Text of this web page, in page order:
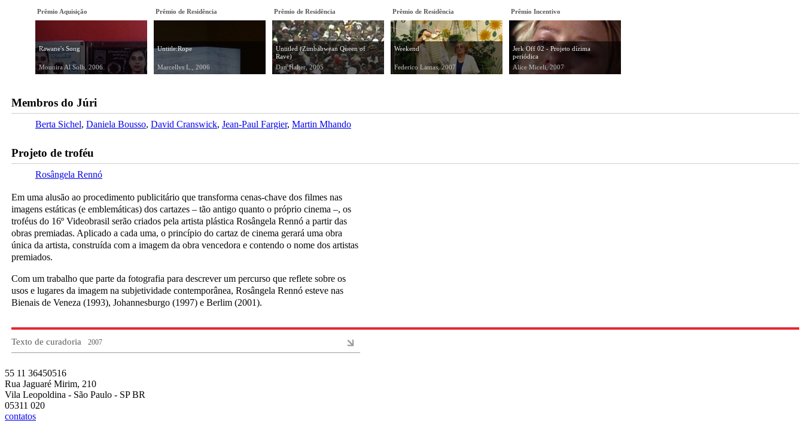
Prêmio Aquisição
Rawane's Song
Mounira Al Solh, 2006
Prêmio de Residência
Untitle:Rope
Marcellvs L., 2006
Prêmio de Residência
Untitled (Zimbabwean Queen of
Rave)
Dan Halter, 2005
Prêmio de Residência
Weekend
Federico Lamas, 2007
Prêmio Incentivo
Jerk Off 02 - Projeto dízima
periódica
Alice Miceli, 2007
Membros do Júri
Berta Sichel Daniela Bousso David Cranswick Jean-Paul Fargier Martin Mhando
Projeto de troféu
Rosângela Rennó
Em uma alusão ao procedimento publicitário que transforma cenas-chave dos filmes nas
imagens estáticas (e emblemáticas) dos cartazes – tão antigo quanto o próprio cinema –, os
troféus do 16º Videobrasil serão criados pela artista plástica Rosângela Rennó a partir das
obras premiadas. Aplicado a cada uma, o princípio do cartaz de cinema gerará uma obra
única da artista, construída com a imagem da obra vencedora e contendo o nome dos artistas
premiados.
Com um trabalho que parte da fotografia para descrever um percurso que reflete sobre os
usos e lugares da imagem na subjetividade contemporânea, Rosângela Rennó esteve nas
Bienais de Veneza (1993), Johannesburgo (1997) e Berlim (2001).
Texto de curadoria 2007
55 11 36450516
Rua Jaguaré Mirim, 210
Vila Leopoldina - São Paulo - SP BR
05311 020
contatos